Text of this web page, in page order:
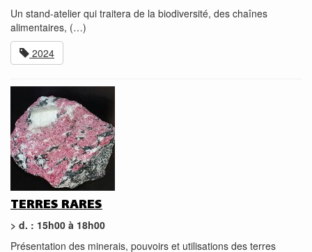
Un stand-atelier qui traitera de la biodiversité, des chaînes
alimentaires, (…)
2024
TERRES RARES
> d. : 15h00 à 18h00
Présentation des minerais, pouvoirs et utilisations des terres